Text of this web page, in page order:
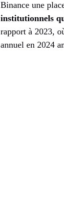
Binance une
institutionnels
rapport à 2023,
annuel en 2024